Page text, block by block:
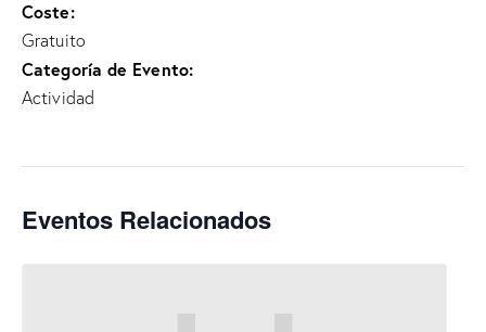
Coste:
Gratuito
Categoría de Evento:
Actividad
Eventos Relacionados